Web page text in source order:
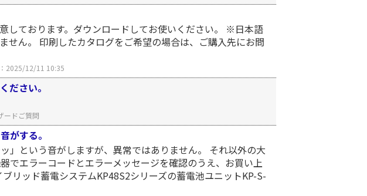
しております。ダウンロードしてお使いください。 ※日本語
せん。 印刷したカタログをご希望の場合は、ご購入先にお問
2025/12/11 10:35
ださい。
ードご質問
がする。
」という音がしますが、異常ではありません。 それ以外の大
でエラーコードとエラーメッセージを確認のうえ、お買い上
リッド蓄電システムKP48S2シリーズの蓄電池ユニットKP-S-